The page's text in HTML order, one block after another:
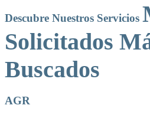
Descubre Nuestros Servicios
Solicitados
Buscados
AGR